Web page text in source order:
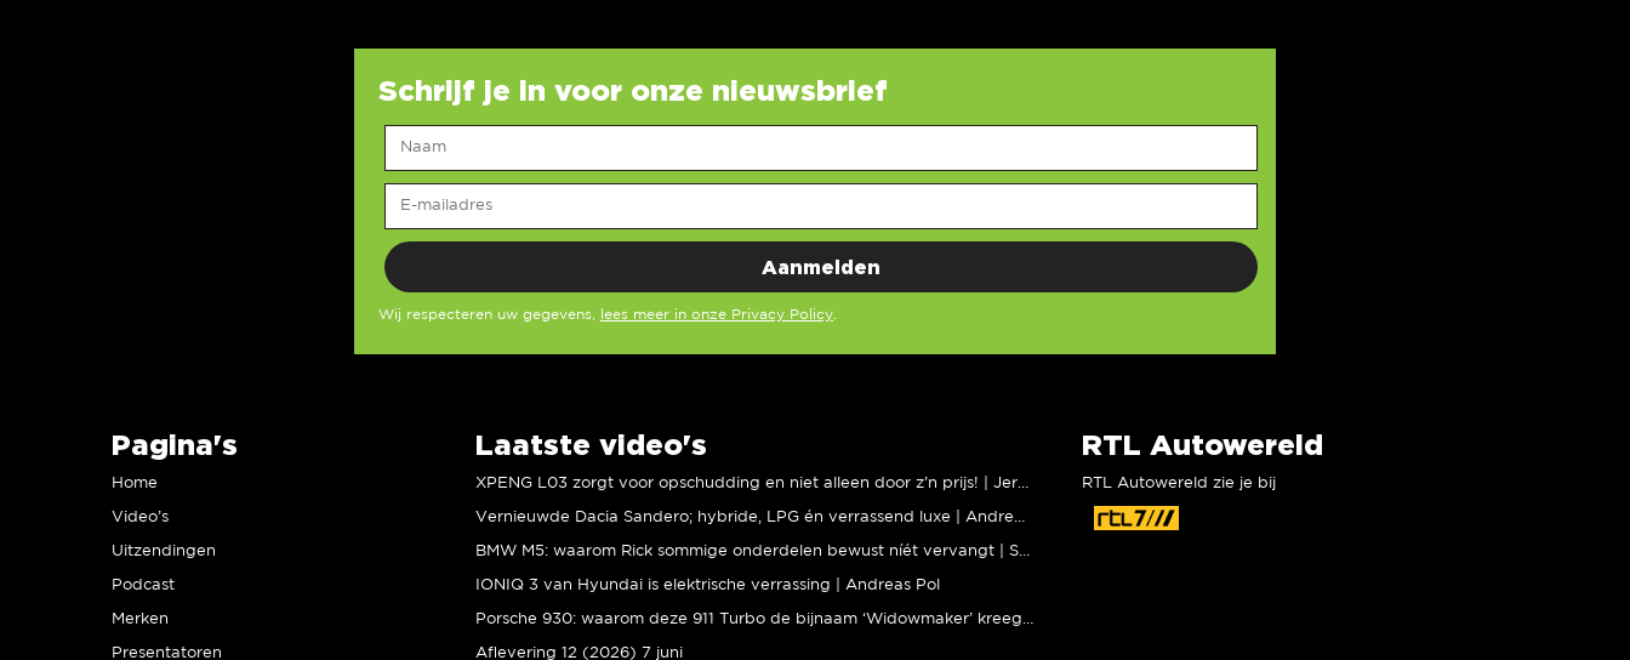
Schrijf je in voor onze nieuwsbrief
Wij respecteren uw gegevens, lees meer in onze Privacy Policy
Pagina's
Home
Video’s
Uitzendingen
Podcast
Merken
Presentatoren
Laatste video's
IONIQ 3 van Hyundai is elektrische verrassing | Andreas Pol
Aflevering 12 (2026) 7 juni
RTL Autowereld
RTL Autowereld zie je bij